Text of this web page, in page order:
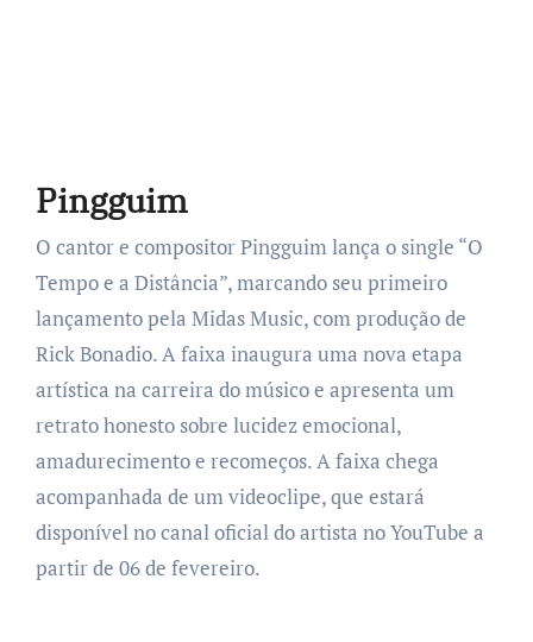
Pingguim
O cantor e compositor Pingguim lança o single “O
Tempo e a Distância”, marcando seu primeiro
lançamento pela Midas Music, com produção de
Rick Bonadio. A faixa inaugura uma nova etapa
artística na carreira do músico e apresenta um
retrato honesto sobre lucidez emocional,
amadurecimento e recomeços. A faixa chega
acompanhada de um videoclipe, que estará
disponível no canal oficial do artista no YouTube a
partir de 06 de fevereiro.